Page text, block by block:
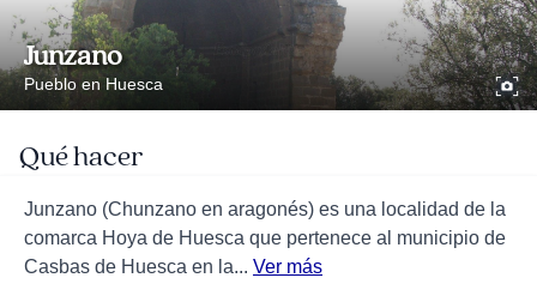
Junzano
Pueblo en Huesca
Qué hacer
Junzano (Chunzano en aragonés) es una localidad de la
comarca Hoya de Huesca que pertenece al municipio de
Casbas de Huesca en la... Ver más